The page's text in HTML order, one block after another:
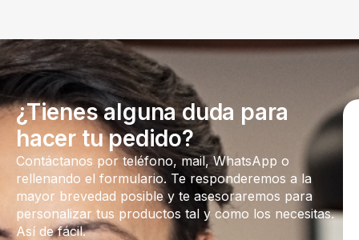
¿Tienes alguna duda para
hacer tu pedido?
Contáctanos por teléfono, mail, WhatsApp o
rellenando el formulario. Te responderemos a la
mayor brevedad posible y te asesoraremos para
personalizar tus productos tal y como los necesitas.
Así de fácil.